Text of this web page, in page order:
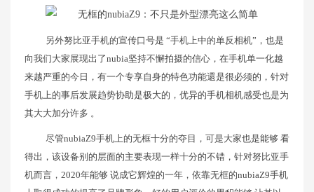
另外努比亚手机的宣传口号是 “手机上中的单反相机”，也是
向我们大家展现出了nubia坚持不懈拍摄的信心，在手机单一化越
来越严重的今日，有一个专享自身的特色功能還是很必须的，针对
手机上的事后发展趋势协助是极大的，优异的手机相机感受也是为
其大大加分许多 。
尽管nubiaZ9手机上的无框十分的夺目，可是大家也是能够 看
得出，该设备别的层面的主要表现一样十分的不错，针对努比亚手
机而言，2020年能够 说成它辉煌的一年，依靠无框的nubiaZ9手机